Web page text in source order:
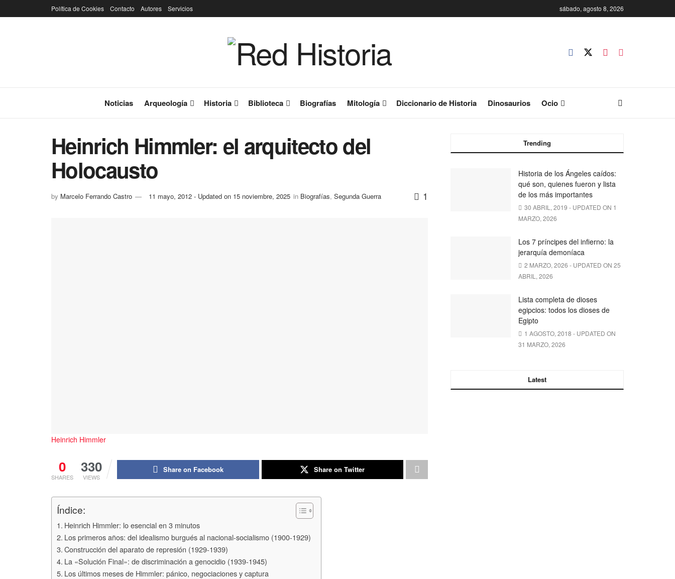
Política de Cookies Contacto Autores Servicios sábado, agosto 8, 2026
Noticias Arqueología Historia Biblioteca Biografías Mitología Diccionario de Historia Dinosaurios Ocio
Heinrich Himmler: el arquitecto del
Holocausto
by Marcelo Ferrando Castro 11 mayo, 2012 - Updated on 15 noviembre, 2025 in Biografías, Segunda Guerra 1
Heinrich Himmler
0
SHARES
330
VIEWS
Share on Facebook Share on Twitter
Índice:
Heinrich Himmler: lo esencial en 3 minutos
Los primeros años: del idealismo burgués al nacional-socialismo (1900-1929)
Construcción del aparato de represión (1929-1939)
La «Solución Final»: de discriminación a genocidio (1939-1945)
Los últimos meses de Himmler: pánico, negociaciones y captura
Trending
Historia de los Ángeles caídos:
qué son, quienes fueron y lista
de los más importantes
30 ABRIL, 2019 - UPDATED ON 1
MARZO, 2026
Los 7 príncipes del infierno: la
jerarquía demoníaca
2 MARZO, 2026 - UPDATED ON 25
ABRIL, 2026
Lista completa de dioses
egipcios: todos los dioses de
Egipto
1 AGOSTO, 2018 - UPDATED ON
31 MARZO, 2026
Latest